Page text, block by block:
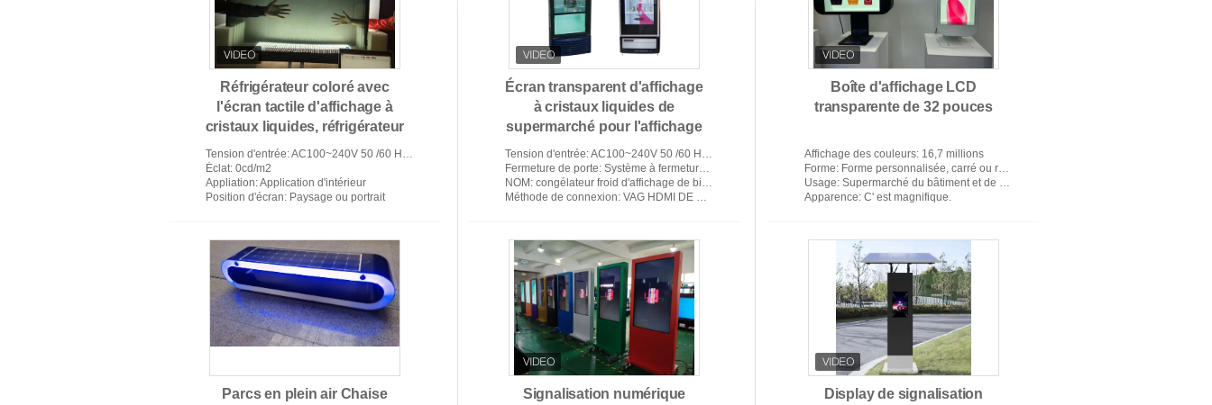
mur de la vidéo 4k moniteur d'appui-tête de voiture Tous dans un signage numérique
Tous dans un signage numérique Signage numérique d'intérieur affichage digital extérieur
Réfrigérateur coloré avec
l'écran tactile d'affichage à
cristaux liquides, réfrigérateur
transparent d'affichage à
cristaux liquides de taille
flexible
Tension d'entrée: AC100~240V 50 /60 HERTZ
Éclat: 0cd/m2
Appliation: Application d'intérieur
Position d'écran: Paysage ou portrait
Écran transparent d'affichage
à cristaux liquides de
supermarché pour l'affichage
froid de Frigerator de boissons
Tension d'entrée: AC100~240V 50 /60 HERTZ
Fermeture de porte: Système à fermeture automatique
NOM : congélateur froid d'affichage de bière de réfrigérateur de coller de boissons d'affichage à cristaux
Méthode de connexion: VAG HDMI DE POIDS DU COMMERCE
Boîte d'affichage LCD
transparente de 32 pouces
Affichage des couleurs: 16,7 millions
Forme: Forme personnalisée, carré ou rectangulaire
Usage: Supermarché du bâtiment et de la salle d'ascenseur
Apparence: C' est magnifique.
Parcs en plein air Chaise
Signalisation numérique
Display de signalisation